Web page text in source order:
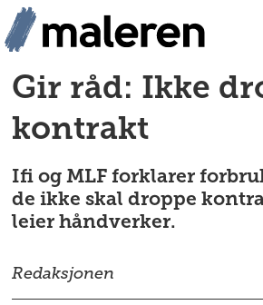
Gir råd: Ikke
kontrakt
Ifi og MLF forklarer
de ikke skal droppe
leier håndverker.
Redaksjonen